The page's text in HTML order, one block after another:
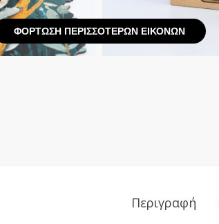
ΦΌΡΤΩΣΗ ΠΕΡΙΣΣΌΤΕΡΩΝ ΕΙΚΌΝΩΝ
Περιγραφή